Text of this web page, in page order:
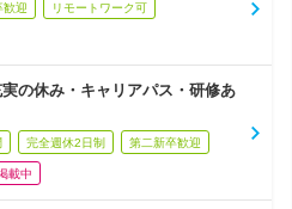
歓迎 リモートワーク可
の休み・キャリアパス・研修あ
完全週休2日制 第二新卒歓迎
載中